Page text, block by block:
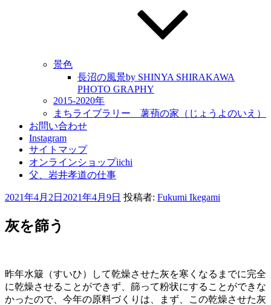
景色
長沼の風景by SHINYA SHIRAKAWA
PHOTO GRAPHY
2015-2020年
まちライブラリー 薯蕷の家（じょうよのいえ）
お問い合わせ
Instagram
サイトマップ
オンラインショップiichi
父、岩井孝道の仕事
投
日:
2021年4月2日 2021年4月9日 投稿者: Fukumi Ikegami
灰を篩う
昨年水簸（すいひ）して乾燥させた灰を寒くなるまでに完全
に乾燥させることができず、篩って粉状にすることができな
かったので、今年の原料づくりは、まず、この乾燥させた灰